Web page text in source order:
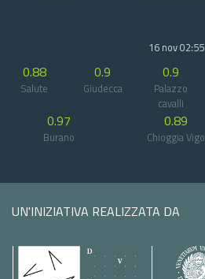
16 nov 02:55
0.88
Salute
0.9
Giudecca
0.9
Palazzo
cavalli
0.97
Burano
0.89
Chioggia Vigo
UN'INIZIATIVA REALIZZATA DA